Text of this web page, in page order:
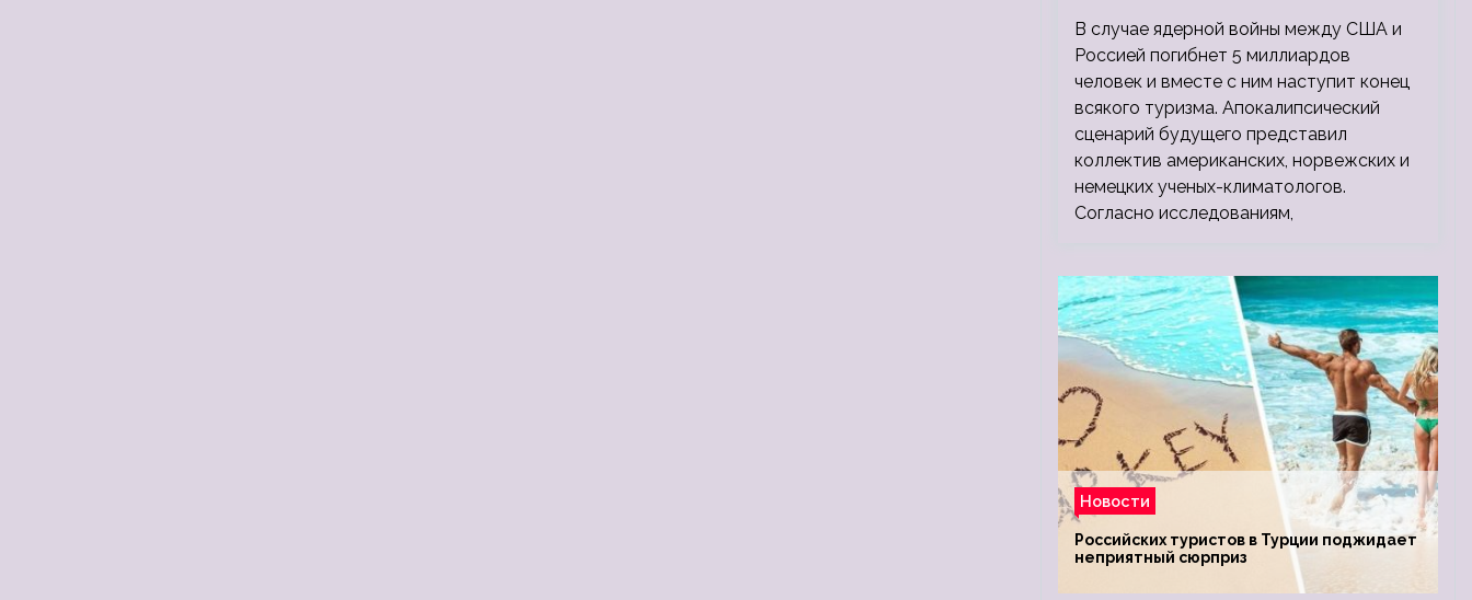
людей
В случае ядерной войны между США и
Россией погибнет 5 миллиардов
человек и вместе с ним наступит конец
всякого туризма. Апокалипсический
сценарий будущего представил
коллектив американских, норвежских и
немецких ученых-климатологов.
Согласно исследованиям,
Новости
Российских туристов в Турции поджидает
неприятный сюрприз